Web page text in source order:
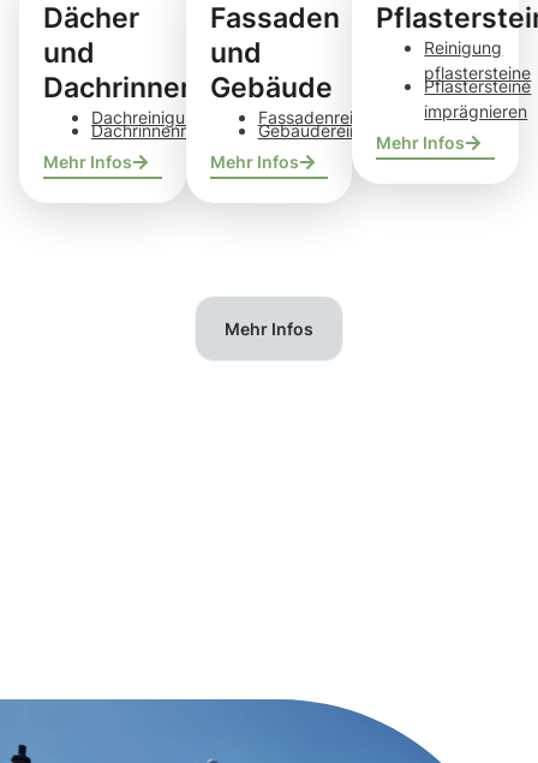
Dächer
und
Dachrinnen
Dachreinigung
Dachrinnenreinigung
Mehr Infos
Fassaden
und
Gebäude
Fassadenreinigung
Gebäudereinigung
Mehr Infos
Reinigung
pflastersteine
Pflastersteine
imprägnieren
Mehr Infos
Mehr Infos